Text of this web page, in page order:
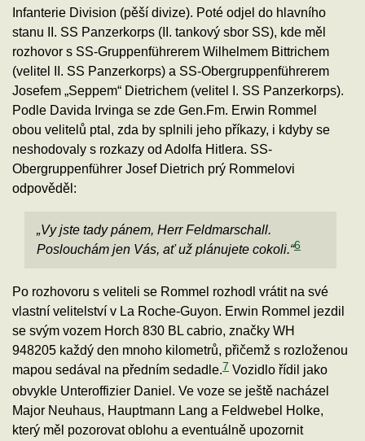
Infanterie Division (pěší divize). Poté odjel do hlavního
stanu II. SS Panzerkorps (II. tankový sbor SS), kde měl
rozhovor s SS-Gruppenführerem Wilhelmem Bittrichem
(velitel II. SS Panzerkorps) a SS-Obergruppenführerem
Josefem „Seppem“ Dietrichem (velitel I. SS Panzerkorps).
Podle Davida Irvinga se zde Gen.Fm. Erwin Rommel
obou velitelů ptal, zda by splnili jeho příkazy, i kdyby se
neshodovaly s rozkazy od Adolfa Hitlera. SS-
Obergruppenführer Josef Dietrich prý Rommelovi
odpověděl:
„Vy jste tady pánem, Herr Feldmarschall.
Poslouchám jen Vás, ať už plánujete cokoli.“6
Po rozhovoru s veliteli se Rommel rozhodl vrátit na své
vlastní velitelství v La Roche-Guyon. Erwin Rommel jezdil
se svým vozem Horch 830 BL cabrio, značky WH
948205 každý den mnoho kilometrů, přičemž s rozloženou
mapou sedával na předním sedadle.7 Vozidlo řídil jako
obvykle Unteroffizier Daniel. Ve voze se ještě nacházel
Major Neuhaus, Hauptmann Lang a Feldwebel Holke,
který měl pozorovat oblohu a eventuálně upozornit